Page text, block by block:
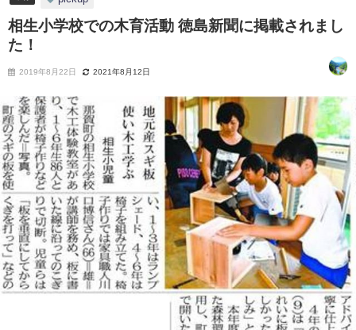
相生小学校での木育活動 徳島新聞に掲載されまし
た！
2019年8月22日 2021年8月12日